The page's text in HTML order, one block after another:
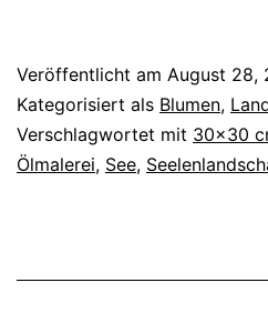
Veröffentlicht am August 28,
Kategorisiert als Blumen,
Verschlagwortet mit 30x30
Ölmalerei, See,